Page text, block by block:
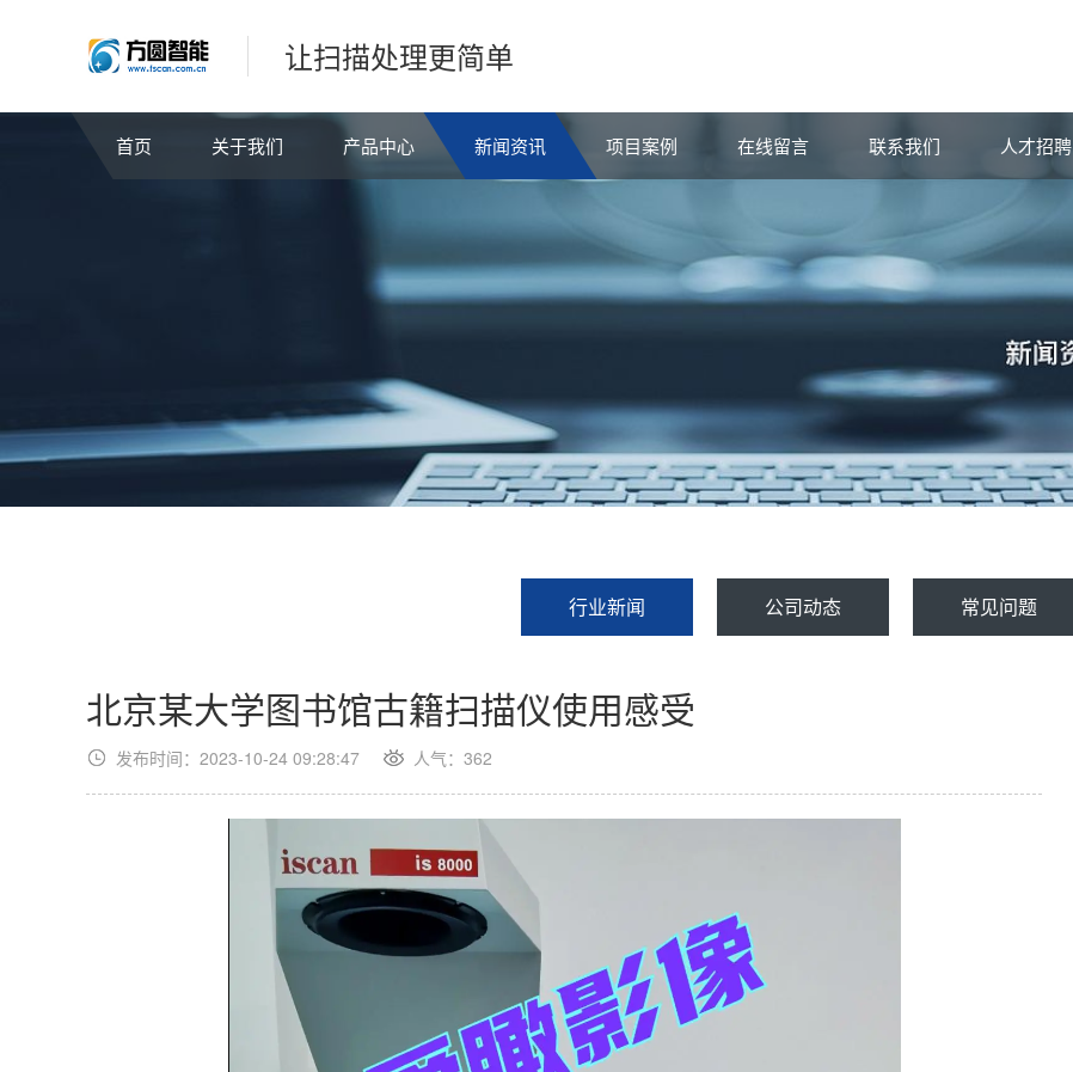
让扫描处理更简单
首页 关于我们 产品中心 新闻资讯 项目案例 在线留言 联系我们 人才招聘
行业新闻 公司动态 常见问题
北京某大学图书馆古籍扫描仪使用感受
发布时间：2023-10-24 09:28:47 人气：362